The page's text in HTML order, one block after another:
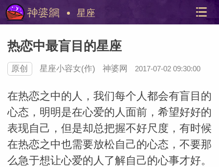
美国神
星座
站内导
热恋中最盲目的星座
原创 星座小容女(作)神婆网 2017-07-02 09:30:00
在热恋之中的人，我们每个人都会有盲目的
心态，明明是在心爱的人面前，希望好好的
表现自己，但是却总把握不好尺度，有时候
在热恋之中也需要放松自己的心态，不要那
么急于想让心爱的人了解自己的心事才好。